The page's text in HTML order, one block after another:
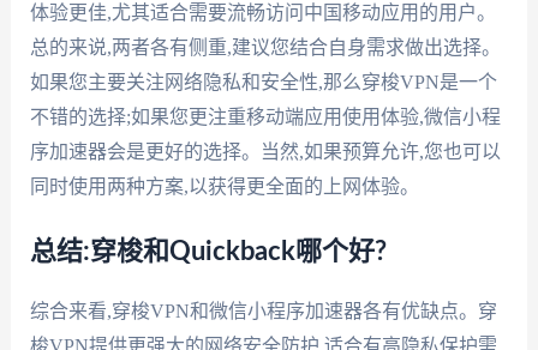
体验更佳,尤其适合需要流畅访问中国移动应用的用户。
总的来说,两者各有侧重,建议您结合自身需求做出选择。
如果您主要关注网络隐私和安全性,那么穿梭VPN是一个
不错的选择;如果您更注重移动端应用使用体验,微信小程
序加速器会是更好的选择。当然,如果预算允许,您也可以
同时使用两种方案,以获得更全面的上网体验。
总结:穿梭和Quickback哪个好?
综合来看,穿梭VPN和微信小程序加速器各有优缺点。穿